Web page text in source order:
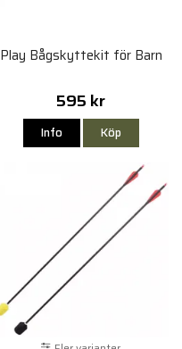
Play Bågskyttekit för Barn
595 kr
Info Köp